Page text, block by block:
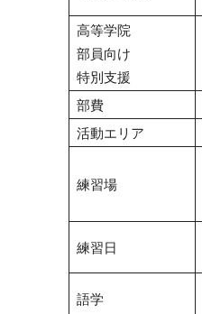
高等学院
部員向け
特別支援
部費
活動エリア
練習場
練習日
語学